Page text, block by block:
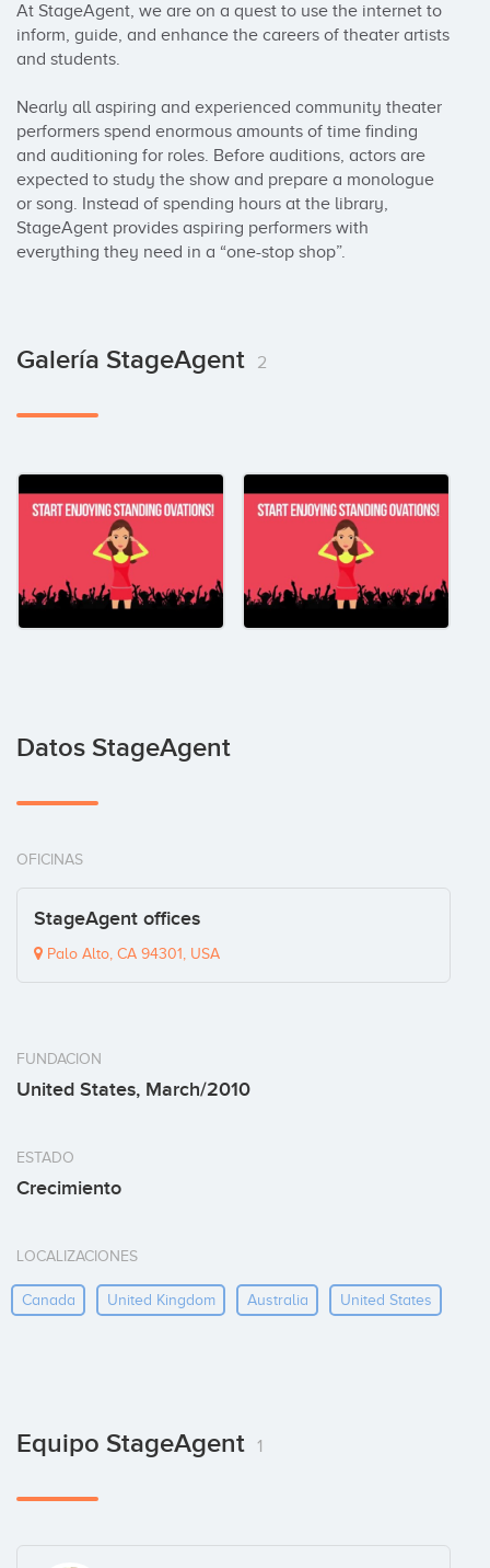
At StageAgent, we are on a quest to use the internet to
inform, guide, and enhance the careers of theater artists
and students.
Nearly all aspiring and experienced community theater
performers spend enormous amounts of time finding
and auditioning for roles. Before auditions, actors are
expected to study the show and prepare a monologue
or song. Instead of spending hours at the library,
StageAgent provides aspiring performers with
everything they need in a “one-stop shop”.
Galería StageAgent 2
Datos StageAgent
OFICINAS
StageAgent offices
Palo Alto, CA 94301, USA
FUNDACION
United States, March/2010
ESTADO
Crecimiento
LOCALIZACIONES
Canada United Kingdom Australia United States
Equipo StageAgent 1